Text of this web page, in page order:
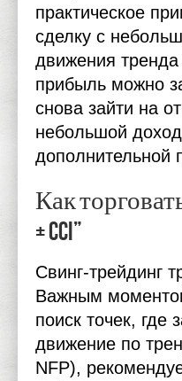
практическое
сделку с
движения
прибыль можно
снова зайти на
небольшой доход
дополнительной
Как
+ CCI”
Свинг-трейдинг
Важным
поиск точек, где
движение по
NFP),